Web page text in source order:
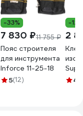
-33%
7 830 ₽11 755 ₽
Пояс строителя
для инструмента
Inforce 11-25-18
5(12)
-12%
2
4.7